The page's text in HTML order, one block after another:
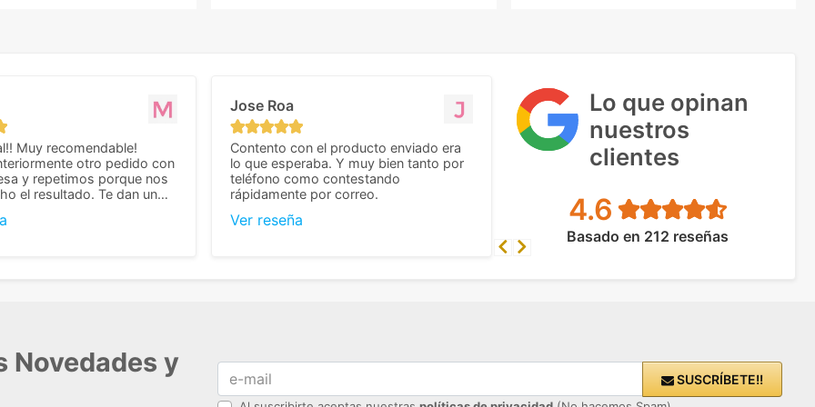
Lo que opinan
nuestros
clientes
4.6
Basado en 212 reseñas
Muy recomendable!
otro pedido con
y repetimos porque nos
el resultado. Te dan un
cuando se trata
Jose Roa
Contento con el producto enviado era
lo que esperaba. Y muy bien tanto por
teléfono como contestando
rápidamente por correo.
Ver reseña
Previous
Next
Novedades y
SUSCRÍBETE!!